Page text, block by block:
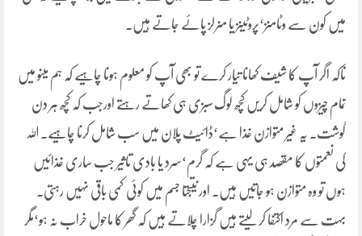
میں کون سے وٹامنز‘پروٹینز یا منرلز پائے جاتے ہیں۔
تاکہ اگر آپ کا شیف کھانا تیار کرے تو بھی آپ کو معلوم ہونا چاہیے کہ ہم مینو میں
تمام چیزوں کو شامل کریں کچھ لوگ سبزی ہی کھاتے رہتے اورجب کہ کچھ ہر دن
گوشت۔ یہ غیر متوازن غذا ہے‘ڈائیٹ پلان میں سب شامل کرنا چاہیے۔ اللہ
کی نعمتوں کا مقصد ہی یہی ہے کہ گرم‘سرد یا بادی تاثیر جب ساری غذائیں
ہوں تو وہ متوازن ہو جاتیں ہیں۔ اور نتیجتا جسم میں کوئی کمی باقی نہیں رہتی۔
بہت سے مرد اکتفا کر لیتے ہیں گزارا چلاتے ہیں کہ گھر کا ماحول خراب نہ ہو‘مگر